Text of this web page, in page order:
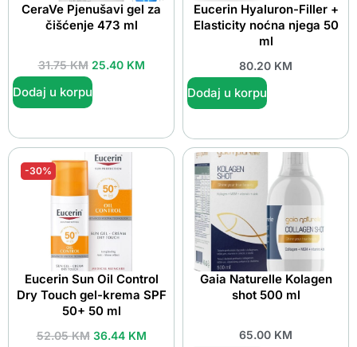
CeraVe Pjenušavi gel za
čišćenje 473 ml
31.75KM 25.40 KM
Dodaj u korpu
Eucerin Hyaluron-Filler +
Elasticity noćna njega 50
ml
80.20 KM
Dodaj u korpu
-30%
Eucerin Sun Oil Control
Dry Touch gel-krema SPF
50+ 50 ml
52.05KM 36.44 KM
Gaia Naturelle Kolagen
shot 500 ml
65.00 KM